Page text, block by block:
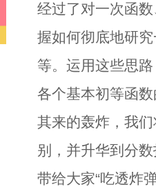
经过了对一次函
握如何彻底地研
等。运用这些思
各个基本初等函
其来的轰炸，我
别，并升华到分
带给大家“吃透炸